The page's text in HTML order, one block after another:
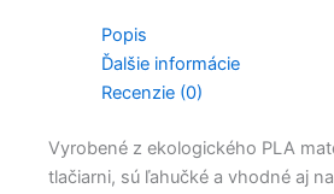
Popis
Ďalšie informácie
Recenzie (0)
Vyrobené z ekologického PLA
tlačiarni, sú ľahučké a vhodné aj